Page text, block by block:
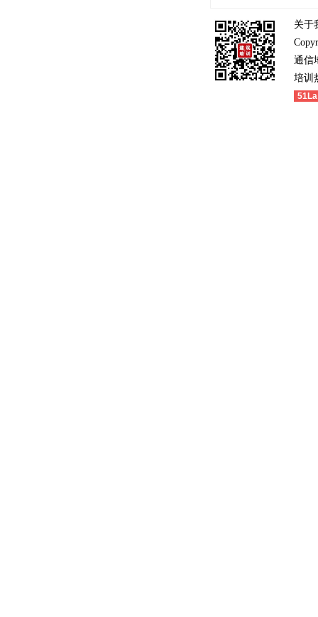
关于
通信
培训
51La